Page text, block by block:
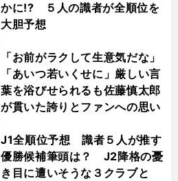
かに!? ５人の識者が全順位を
大胆予想
「お前がラクして生意気だな」
「あいつ若いくせに」厳しい言
葉を浴びせられるも佐藤慎太郎
が貫いた誇りとファンへの思い
J1全順位予想 識者５人が推す
優勝候補筆頭は？ J2降格の憂
き目に遭いそうな３クラブと